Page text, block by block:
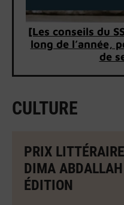
[Les conseils du
long de l’année,
de
CULTURE
PRIX
DIMA
ÉDITION